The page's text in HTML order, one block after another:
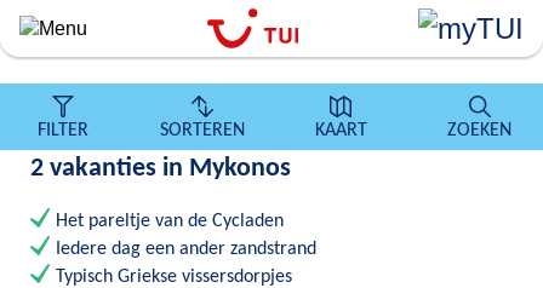
Overslaan
algemene
inhoud
FILTER SORTEREN KAART ZOEKEN
2 vakanties in Mykonos
Het pareltje van de Cycladen
Iedere dag een ander zandstrand
Typisch Griekse vissersdorpjes